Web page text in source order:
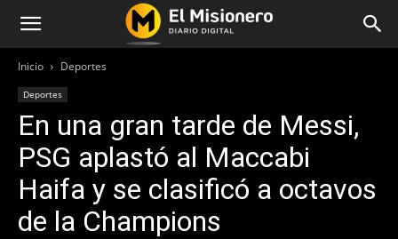
Inicio Deportes
Deportes
En una gran tarde de Messi,
PSG aplastó al Maccabi
Haifa y se clasificó a octavos
de la Champions